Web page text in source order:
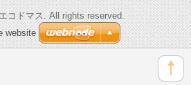
コドマス. All rights reserved.
website